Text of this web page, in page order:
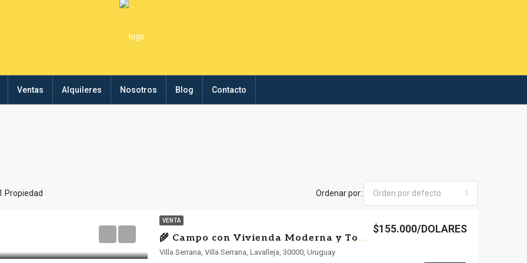
Ventas Alquileres Nosotros Blog Contacto
Propiedad Ordenar por: Orden por defecto
VENTA
🌾 Campo con Vivienda Moderna y Todo el Confort📐 90 m² construidos | 1000 m² totales
$155.000/DOLARES
Villa Serrana, Villa Serrana, Lavalleja, 30000, Uruguay